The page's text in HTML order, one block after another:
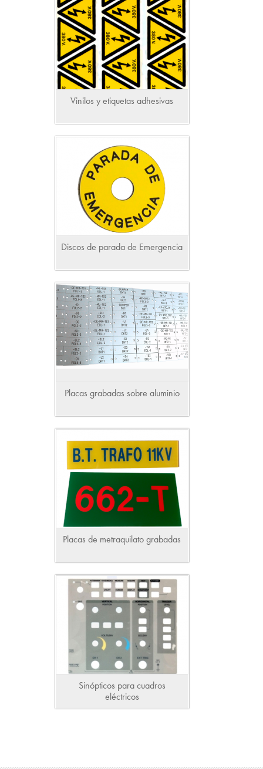
Vinilos y etiquetas adhesivas
Discos de parada de Emergencia
Placas grabadas sobre aluminio
Placas de metraquilato grabadas
Sinópticos para cuadros
eléctricos